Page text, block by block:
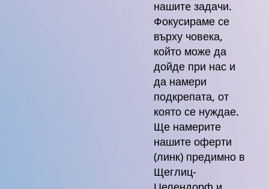
нашитe задачи.
Фокусираме се
върху човека,
който може да
дойде при нас и
да намери
подкрепата, от
която се нуждае.
Ще намерите
нашите оферти
(линк) предимно в
Щеглиц-